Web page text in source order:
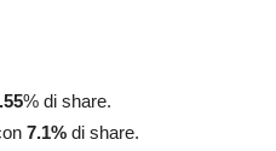
% di share.
7.1% di share.